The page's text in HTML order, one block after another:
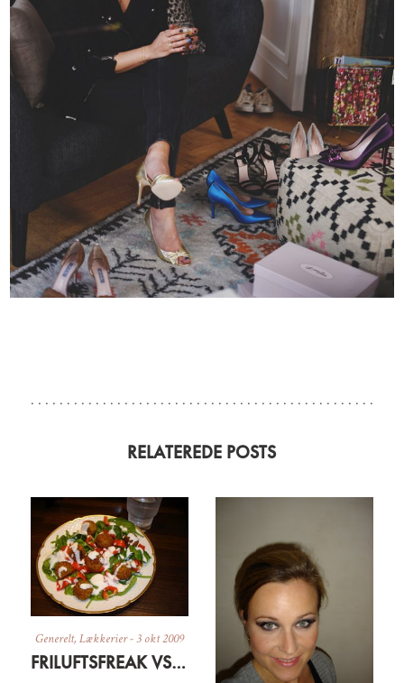
RELATEREDE POSTS
Generelt, Lækkerier-3 okt 2009
FRILUFTSFREAK VS. FASHIONISTA